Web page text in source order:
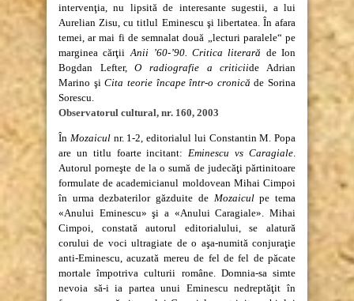
intervenţia, nu lipsită de interesante sugestii, a lui
Aurelian Zisu, cu titlul Eminescu şi libertatea. În afara
temei, ar mai fi de semnalat două „lecturi paralele“ pe
marginea cărţiiAnii ’60-’90. Critica literară de Ion
Bogdan Lefter,O radiografie a criticiide Adrian
Marino şiCita teorie încape într-o cronică de Sorina
Sorescu.
Observatorul cultural, nr. 160, 2003
În Mozaiculnr. 1-2, editorialul lui Constantin M. Popa
are un titlu foarte incitant:Eminescu vs Caragiale.
Autorul porneşte de la o sumă de judecăţi părtinitoare
formulate de academicianul moldovean Mihai Cimpoi
în urma dezbaterilor găzduite de Mozaiculpe tema
«Anului Eminescu» şi a «Anului Caragiale». Mihai
Cimpoi, constată autorul editorialului, se alatură
corului de voci ultragiate de o aşa-numită conjuraţie
anti-Eminescu, acuzată mereu de fel de fel de păcate
mortale împotriva culturii române. Domnia-sa simte
nevoia să-i ia partea unui Eminescu nedreptăţit în